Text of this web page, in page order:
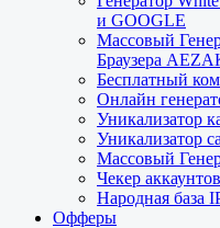
и GOOGLE
Массовый
Браузера
Бесплатный
Онлайн
Уникализатор
Уникализатор
Массовый
Чекер аккаунтов
Народная база
Офферы